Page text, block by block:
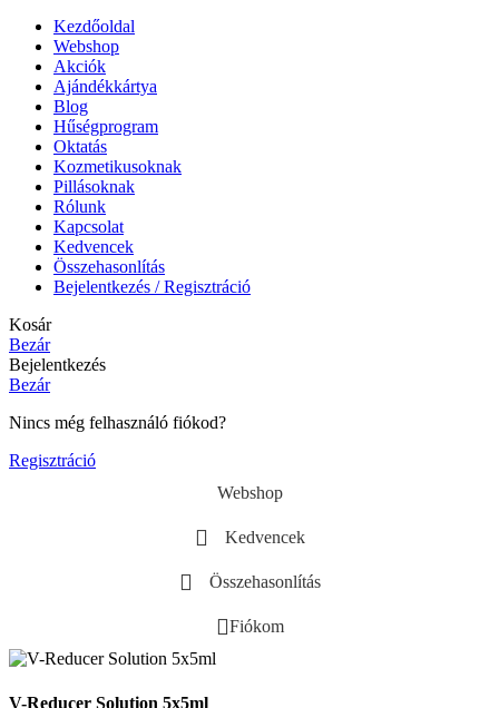
Kezdőoldal
Webshop
Akciók
Ajándékkártya
Blog
Hűségprogram
Oktatás
Kozmetikusoknak
Pillásoknak
Rólunk
Kapcsolat
Kedvencek
Összehasonlítás
Bejelentkezés / Regisztráció
Kosár
Bezár
Bejelentkezés
Bezár
Nincs még felhasználó fiókod?
Regisztráció
Webshop
Kedvencek
Összehasonlítás
Fiókom
V-Reducer Solution 5x5ml